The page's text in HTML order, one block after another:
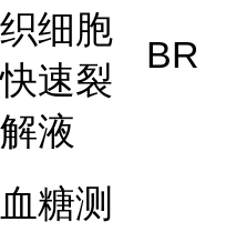
织细胞
快速裂
解液
BR
血糖测